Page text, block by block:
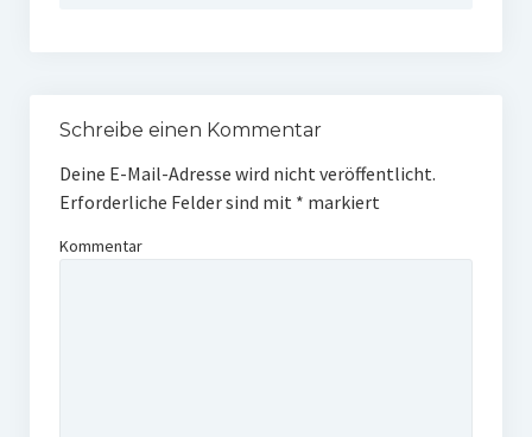
Galerie
Schreibe einen Kommentar
Deine E-Mail-Adresse wird nicht veröffentlicht.
Erforderliche Felder sind mit * markiert
Kommentar